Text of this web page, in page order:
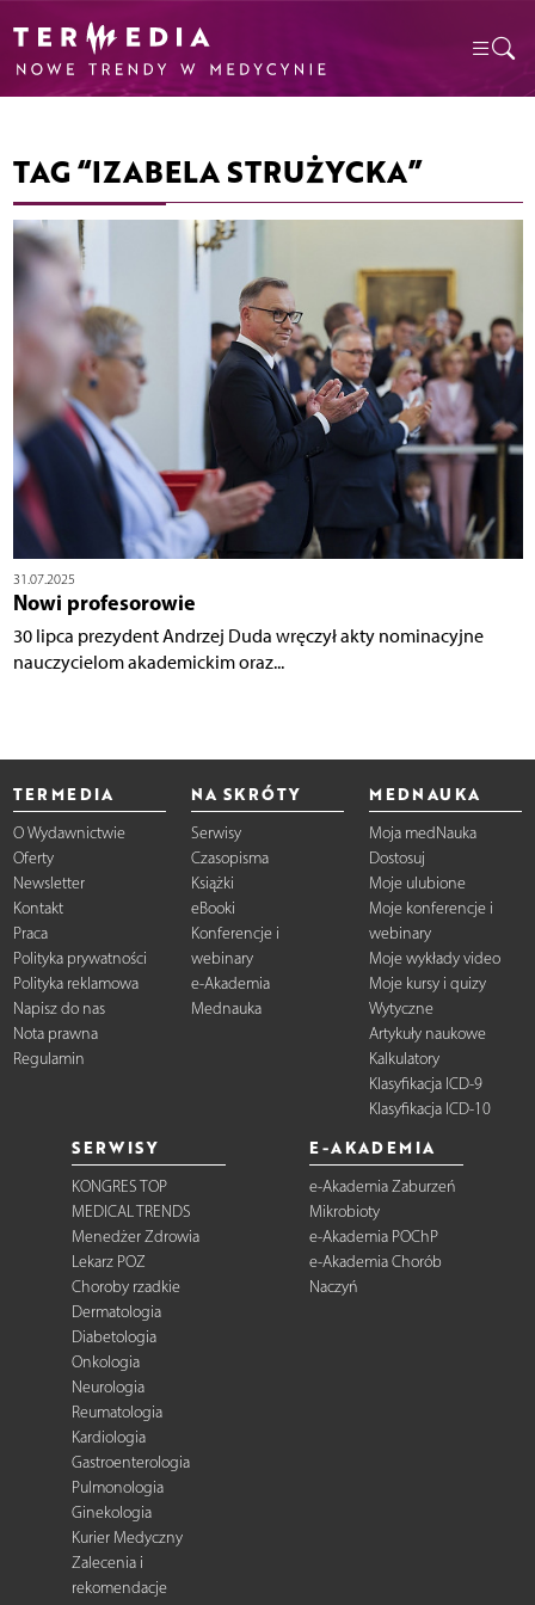
TAG “IZABELA STRUŻYCKA”
31.07.2025
Nowi profesorowie
30 lipca prezydent Andrzej Duda wręczył akty nominacyjne
nauczycielom akademickim oraz...
TERMEDIA
O Wydawnictwie
Oferty
Newsletter
Kontakt
Praca
Polityka prywatności
Polityka reklamowa
Napisz do nas
Nota prawna
Regulamin
NA SKRÓTY
Serwisy
Czasopisma
Książki
eBooki
Konferencje i
webinary
e-Akademia
Mednauka
MEDNAUKA
Moja medNauka
Dostosuj
Moje ulubione
Moje konferencje i
webinary
Moje wykłady video
Moje kursy i quizy
Wytyczne
Artykuły naukowe
Kalkulatory
Klasyfikacja ICD-9
Klasyfikacja ICD-10
SERWISY
KONGRES TOP
MEDICAL TRENDS
Menedżer Zdrowia
Lekarz POZ
Choroby rzadkie
Dermatologia
Diabetologia
Onkologia
Neurologia
Reumatologia
Kardiologia
Gastroenterologia
Pulmonologia
Ginekologia
Kurier Medyczny
Zalecenia i
rekomendacje
E-AKADEMIA
e-Akademia Zaburzeń
Mikrobioty
e-Akademia POChP
e-Akademia Chorób
Naczyń